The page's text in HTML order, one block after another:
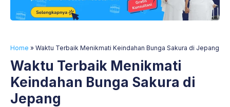
Home » Waktu Terbaik Menikmati Keindahan Bunga Sakura di Jepang
Waktu Terbaik Menikmati
Keindahan Bunga Sakura di
Jepang